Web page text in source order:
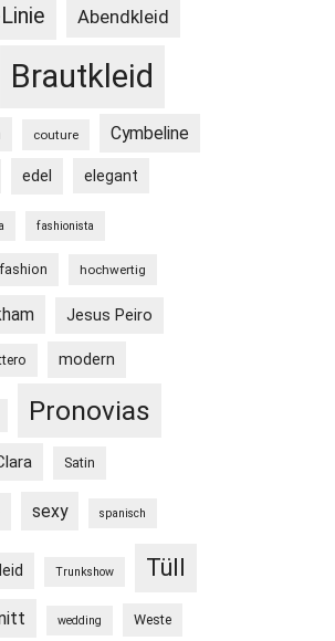
Abendkleid
Brautkleid
couture Cymbeline
edel elegant
fashionista
hochwertig
Jesus Peiro
modern
Pronovias
Satin
sexy spanisch
Trunkshow Tüll
wedding Weste